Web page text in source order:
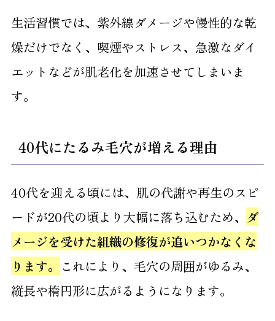
生活習慣では、紫外線ダメージや慢性的な乾
燥だけでなく、喫煙やストレス、急激なダイ
エットなどが肌老化を加速させてしまいま
す。
40代にたるみ毛穴が増える理由
40代を迎える頃には、肌の代謝や再生のスピ
ードが20代の頃より大幅に落ち込むため、 ダ
メージを受けた組織の修復が追いつかなくな
ります。 これにより、毛穴の周囲がゆるみ、
縦長や楕円形に広がるようになります。